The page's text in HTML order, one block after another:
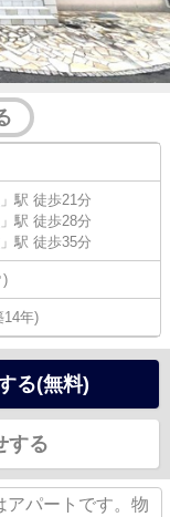
」駅 徒歩21分
」駅 徒歩28分
」駅 徒歩35分
)
14年)
る(無料)
する
アパートです。物